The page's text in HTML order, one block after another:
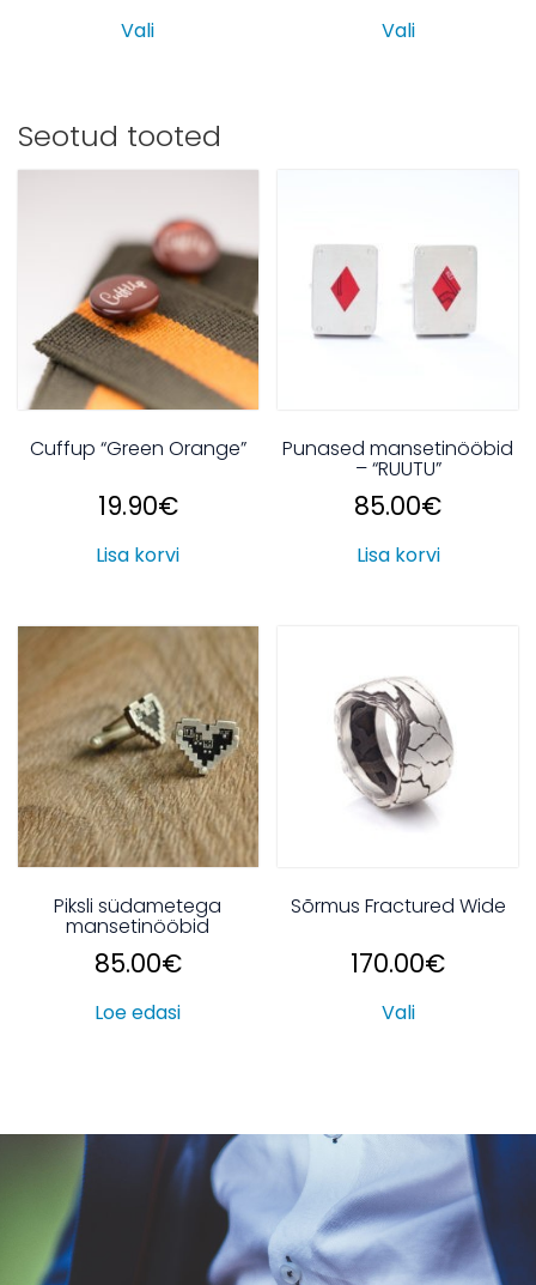
Vali Vali
Seotud tooted
Cuffup “Green Orange”
19.90€
Lisa korvi
Punased mansetinööbid
– “RUUTU”
85.00€
Lisa korvi
Piksli südametega
mansetinööbid
85.00€
Loe edasi
Sõrmus Fractured Wide
170.00€
Vali